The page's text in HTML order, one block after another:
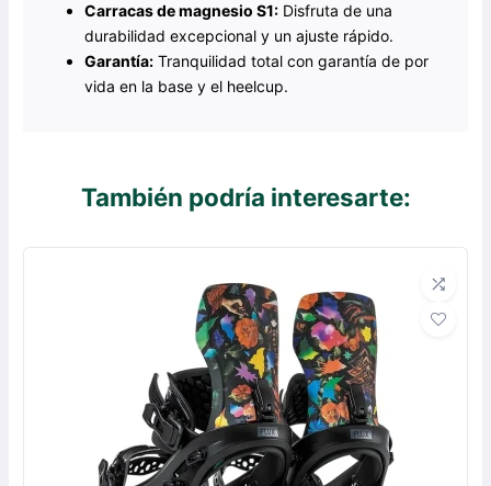
Carracas de magnesio S1: Disfruta de una
durabilidad excepcional y un ajuste rápido.
Garantía: Tranquilidad total con garantía de por
vida en la base y el heelcup.
También podría interesarte: